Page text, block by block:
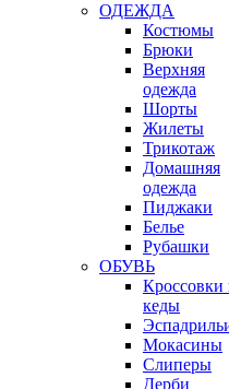
ОДЕЖДА
Костюмы
Брюки
Верхняя
одежда
Шорты
Жилеты
Трикотаж
Домашняя
одежда
Пиджаки
Белье
Рубашки
ОБУВЬ
Кроссовки
кеды
Мокасины
Слиперы
Дерби